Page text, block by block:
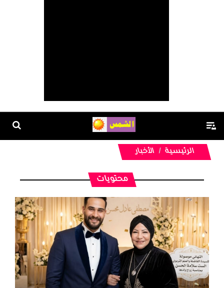
الرئيسية الأخبار
محتويات